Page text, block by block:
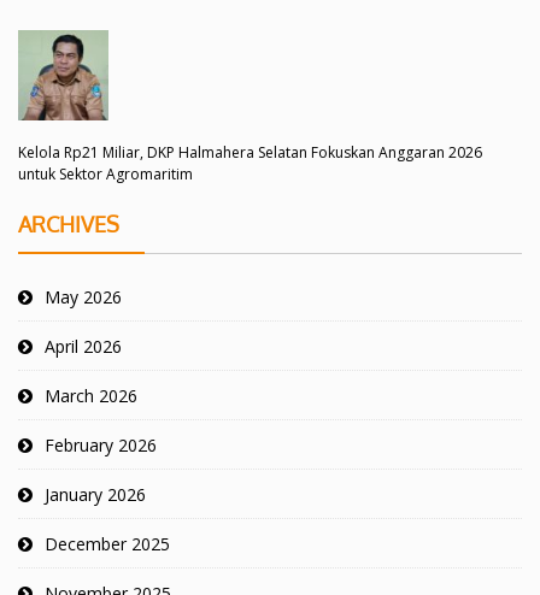
Kelola Rp21 Miliar, DKP Halmahera Selatan Fokuskan Anggaran 2026
untuk Sektor Agromaritim
ARCHIVES
May 2026
April 2026
March 2026
February 2026
January 2026
December 2025